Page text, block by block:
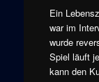
Ein
war im
wurde
Spiel läuft
kann den